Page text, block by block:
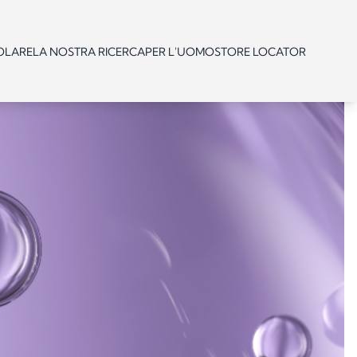
LA NOSTRA RICERCAPER L'UOMOSTORE LOCATOR